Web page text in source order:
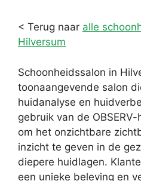
< Terug naar alle
Hilversum
Schoonheidssalon in
toonaangevende salon
huidanalyse en
gebruik van de
om het onzichtbare
inzicht te geven in de
diepere huidlagen.
een unieke beleving en